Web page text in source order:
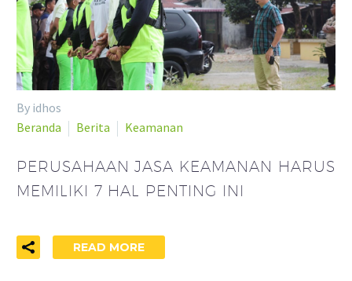
By idhos
Beranda
Berita Keamanan
PERUSAHAAN JASA KEAMANAN HARUS
MEMILIKI 7 HAL PENTING INI
READ MORE